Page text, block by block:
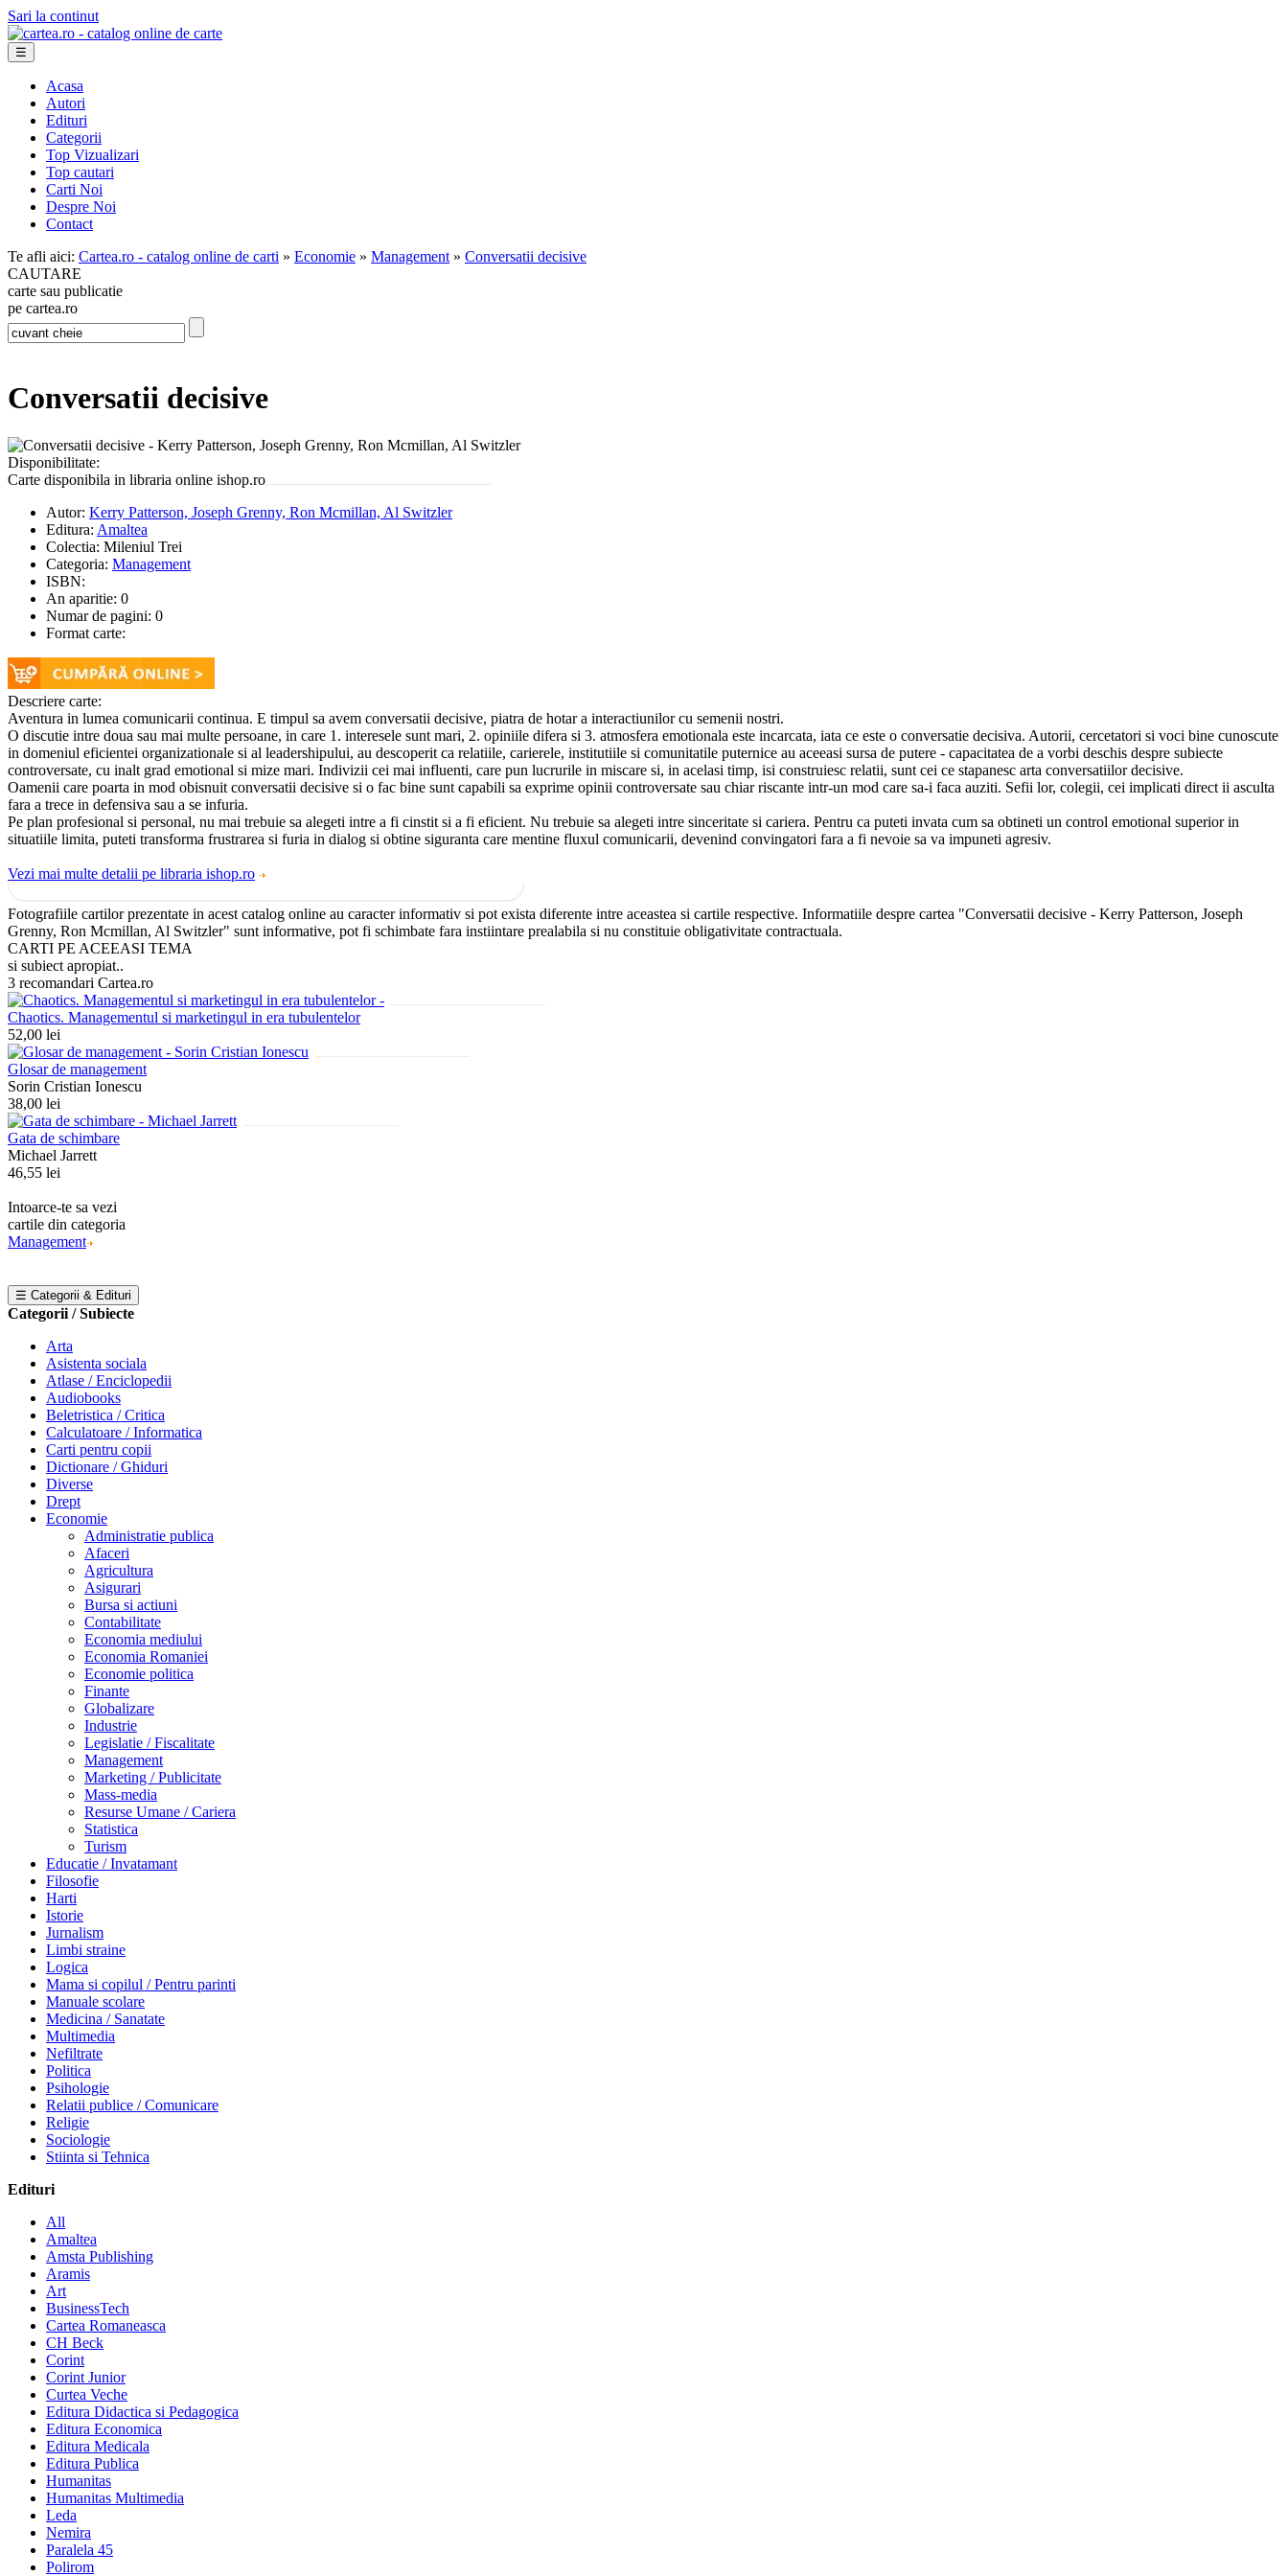
Sari la continut
☰
Acasa
Autori
Edituri
Categorii
Top Vizualizari
Top cautari
Carti Noi
Despre Noi
Contact
Te afli aici: Cartea.ro - catalog online de carti » Economie » Management » Conversatii decisive
CAUTARE
carte sau publicatie
pe cartea.ro
Conversatii decisive
Disponibilitate:
Carte disponibila in libraria online ishop.ro
Autor: Kerry Patterson, Joseph Grenny, Ron Mcmillan, Al Switzler
Editura: Amaltea
Colectia: Mileniul Trei
Categoria: Management
ISBN:
An aparitie: 0
Numar de pagini: 0
Format carte:
Descriere carte:
Aventura in lumea comunicarii continua. E timpul sa avem conversatii decisive, piatra de hotar a interactiunilor cu semenii nostri.
O discutie intre doua sau mai multe persoane, in care 1. interesele sunt mari, 2. opiniile difera si 3. atmosfera emotionala este incarcata, iata ce este o conversatie decisiva. Autorii, cercetatori si voci bine cunoscute
in domeniul eficientei organizationale si al leadershipului, au descoperit ca relatiile, carierele, institutiile si comunitatile puternice au aceeasi sursa de putere - capacitatea de a vorbi deschis despre subiecte
controversate, cu inalt grad emotional si mize mari. Indivizii cei mai influenti, care pun lucrurile in miscare si, in acelasi timp, isi construiesc relatii, sunt cei ce stapanesc arta conversatiilor decisive.
Oamenii care poarta in mod obisnuit conversatii decisive si o fac bine sunt capabili sa exprime opinii controversate sau chiar riscante intr-un mod care sa-i faca auziti. Sefii lor, colegii, cei implicati direct ii asculta
fara a trece in defensiva sau a se infuria.
Pe plan profesional si personal, nu mai trebuie sa alegeti intre a fi cinstit si a fi eficient. Nu trebuie sa alegeti intre sinceritate si cariera. Pentru ca puteti invata cum sa obtineti un control emotional superior in
situatiile limita, puteti transforma frustrarea si furia in dialog si obtine siguranta care mentine fluxul comunicarii, devenind convingatori fara a fi nevoie sa va impuneti agresiv.
Vezi mai multe detalii pe libraria ishop.ro
Fotografiile cartilor prezentate in acest catalog online au caracter informativ si pot exista diferente intre aceastea si cartile respective. Informatiile despre cartea "Conversatii decisive - Kerry Patterson, Joseph
Grenny, Ron Mcmillan, Al Switzler" sunt informative, pot fi schimbate fara instiintare prealabila si nu constituie obligativitate contractuala.
CARTI PE ACEEASI TEMA
si subiect apropiat..
3 recomandari Cartea.ro
Chaotics. Managementul si marketingul in era tubulentelor
52,00 lei
Glosar de management
Sorin Cristian Ionescu
38,00 lei
Gata de schimbare
Michael Jarrett
46,55 lei
Intoarce-te sa vezi
cartile din categoria
Management
☰ Categorii & Edituri
Categorii / Subiecte
Arta
Asistenta sociala
Atlase / Enciclopedii
Audiobooks
Beletristica / Critica
Calculatoare / Informatica
Carti pentru copii
Dictionare / Ghiduri
Diverse
Drept
Economie
Administratie publica
Afaceri
Agricultura
Asigurari
Bursa si actiuni
Contabilitate
Economia mediului
Economia Romaniei
Economie politica
Finante
Globalizare
Industrie
Legislatie / Fiscalitate
Management
Marketing / Publicitate
Mass-media
Resurse Umane / Cariera
Statistica
Turism
Educatie / Invatamant
Filosofie
Harti
Istorie
Jurnalism
Limbi straine
Logica
Mama si copilul / Pentru parinti
Manuale scolare
Medicina / Sanatate
Multimedia
Nefiltrate
Politica
Psihologie
Relatii publice / Comunicare
Religie
Sociologie
Stiinta si Tehnica
Edituri
All
Amaltea
Amsta Publishing
Aramis
Art
BusinessTech
Cartea Romaneasca
CH Beck
Corint
Corint Junior
Curtea Veche
Editura Didactica si Pedagogica
Editura Economica
Editura Medicala
Editura Publica
Humanitas
Humanitas Multimedia
Leda
Nemira
Paralela 45
Polirom